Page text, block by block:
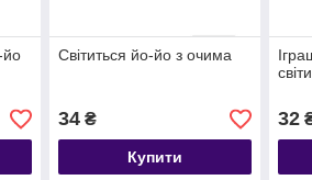
йо
Світиться йо-йо з очима
34₴
Купити
32